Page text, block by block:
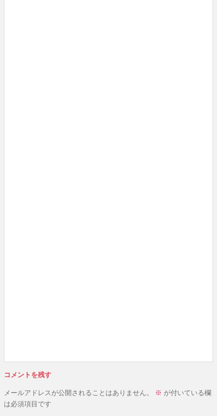
コメントを残す
メールアドレスが公開されることはありません。
※ が付いている欄
は必須項目です